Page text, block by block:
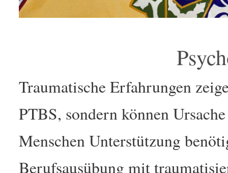
Traumatische Erfahrungen
PTBS, sondern können
Menschen Unterstützung
Berufsausübung mit